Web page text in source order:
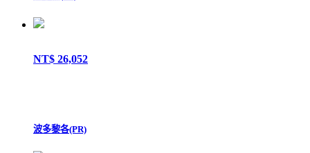
NT$ 26,052
波多黎各(PR)